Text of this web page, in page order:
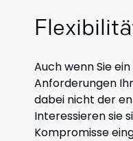
Auch wenn Sie
Anforderungen
dabei nicht der
Interessieren sie
Kompromisse